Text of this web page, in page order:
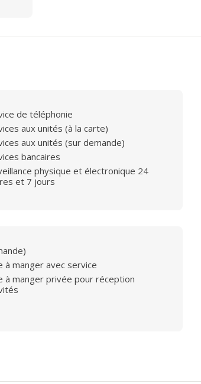
de téléphonie
aux unités (à la carte)
aux unités (sur demande)
bancaires
physique et électronique 24
et 7 jours
à manger avec service
à manger privée pour réception